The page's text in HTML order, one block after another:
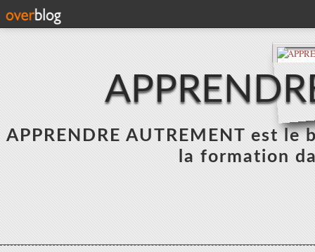
APPRENDRE AUTREMENT est
la formation